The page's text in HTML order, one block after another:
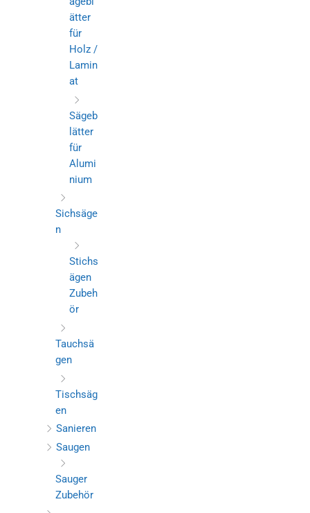
ätter
für
Holz /
Lamin
at
Sägeb
lätter
für
Alumi
nium
Sichsäge
n
Stichs
ägen
Zubeh
ör
Tauchsä
gen
Tischsäg
en
Sanieren
Saugen
Sauger
Zubehör